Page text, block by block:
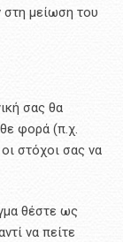
μείωση του
σας θα
φορά (π.χ.
στόχοι σας να
θέστε ως
να πείτε